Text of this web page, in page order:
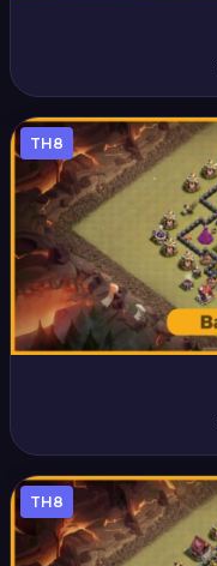
TH8
TH8